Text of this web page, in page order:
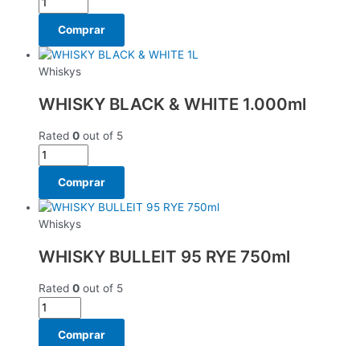
Comprar
Whiskys
WHISKY BLACK & WHITE 1.000ml
Rated 0 out of 5
Comprar
Whiskys
WHISKY BULLEIT 95 RYE 750ml
Rated 0 out of 5
Comprar